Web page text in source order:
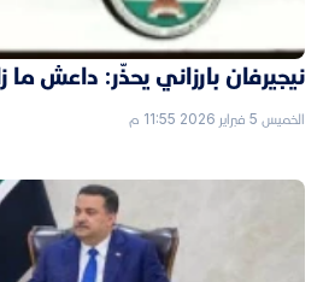
نيجيرفان بارزاني يحذّر: داعش
الخميس 5 فبراير 2026 11:55 م